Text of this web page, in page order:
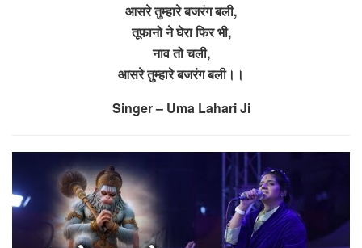
आसरे तुम्हारे बजरंग बली,
तूफानो ने घेरा फिर भी,
नाव तो चली,
आसरे तुम्हारे बजरंग बली।।
Singer – Uma Lahari Ji